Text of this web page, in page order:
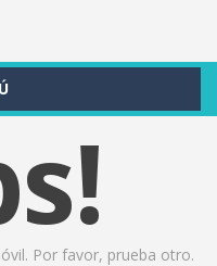
Por favor, prueba otro.